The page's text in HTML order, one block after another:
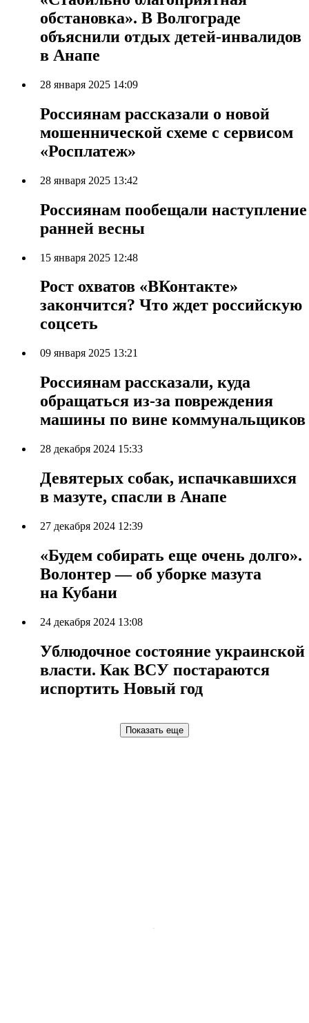
обстановка». В Волгограде
объяснили отдых детей-инвалидов
в Анапе
28 января 2025 14:09
Россиянам рассказали о новой
мошеннической схеме с сервисом
«Росплатеж»
28 января 2025 13:42
Россиянам пообещали наступление
ранней весны
15 января 2025 12:48
Рост охватов «ВКонтакте»
закончится? Что ждет российскую
соцсеть
09 января 2025 13:21
Россиянам рассказали, куда
обращаться из-за повреждения
машины по вине коммунальщиков
28 декабря 2024 15:33
Девятерых собак, испачкавшихся
в мазуте, спасли в Анапе
27 декабря 2024 12:39
«Будем собирать еще очень долго».
Волонтер — об уборке мазута
на Кубани
24 декабря 2024 13:08
Ублюдочное состояние украинской
власти. Как ВСУ постараются
испортить Новый год
Показать еще